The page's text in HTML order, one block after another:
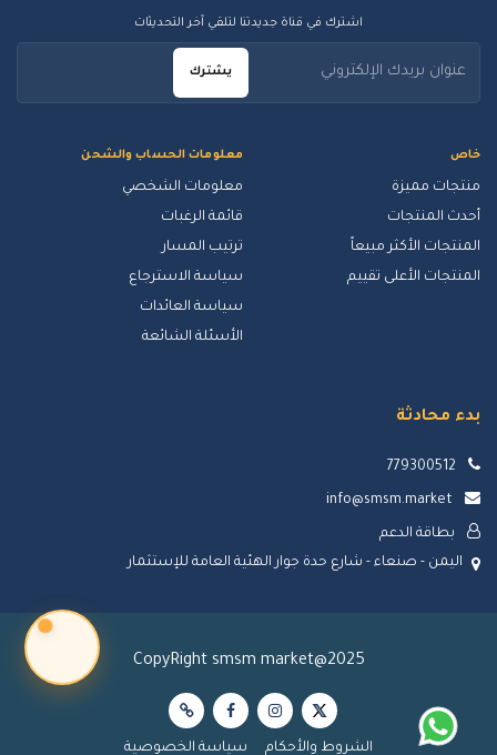
خاص
منتجات مميزة
أحدث المنتجات
المنتجات الأكثر مبيعاً
المنتجات الأعلى تقييم
معلومات الحساب والشحن
معلومات الشخصي
قائمة الرغبات
ترتيب المسار
سياسة الاسترجاع
سياسة العائدات
الأسئلة الشائعة
اشترك في قناة جديدتنا لتلقي آخر التحديثات
يشترك
بدء محادثة
779300512
info@smsm.market
بطاقة الدعم
اليمن - صنعاء - شارع حدة جوار الهئية العامة للإستثمار
CopyRight smsm market@2025
الشروط والأحكام سياسة الخصوصية